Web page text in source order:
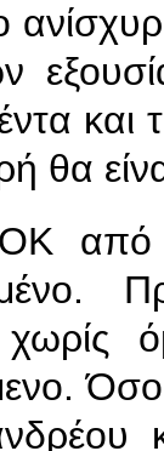
και
θα
από
χωρίς